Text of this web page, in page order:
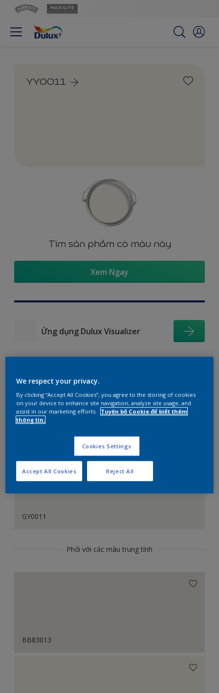
YY0011
Tìm sản phẩm có màu này
Xem Ngay
Ứng dụng Dulux Visualizer
Gợi ý phối màu
GY0011
Phối với các màu trung tính
BB83013
We respect your privacy.
By clicking “Accept All Cookies”, you agree to the storing of cookies
on your device to enhance site navigation, analyze site usage, and
assist in our marketing efforts.
Tuyên bố Cookie để biết thêm
thông tin.
Cookies Settings
Reject All
Accept All Cookies